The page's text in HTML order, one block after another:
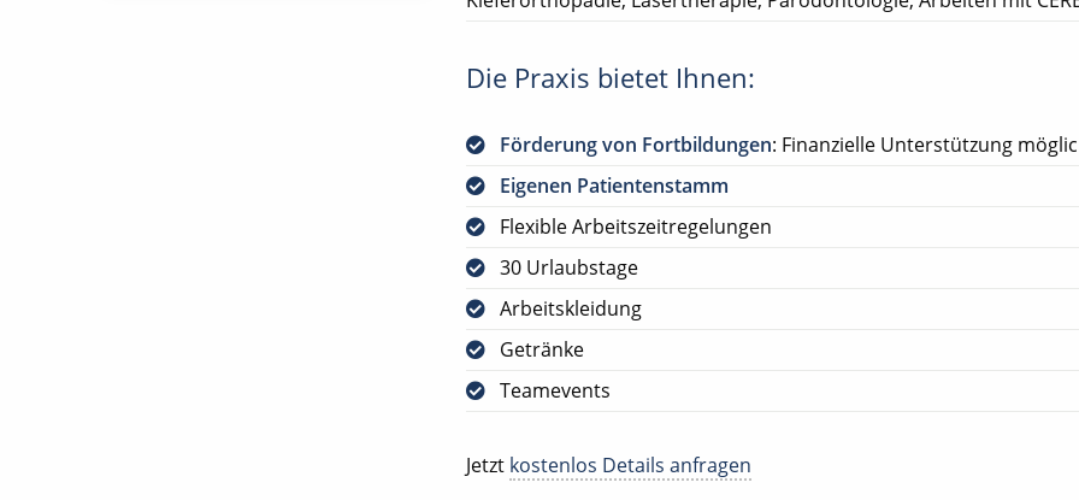
Die Praxis bietet Ihnen:
Förderung von Fortbildungen: Finanzielle Unterstützung
Eigenen Patientenstamm
Flexible Arbeitszeitregelungen
30 Urlaubstage
Arbeitskleidung
Getränke
Teamevents
Jetzt kostenlos Details anfragen